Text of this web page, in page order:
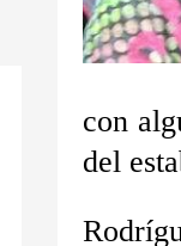
con
del